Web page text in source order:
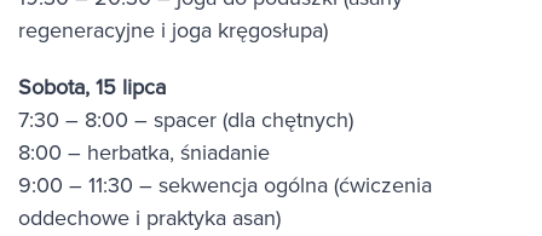
regeneracyjne i joga kręgosłupa)
Sobota, 15 lipca
7:30 – 8:00 – spacer (dla chętnych)
8:00 – herbatka, śniadanie
9:00 – 11:30 – sekwencja ogólna (ćwiczenia
oddechowe i praktyka asan)